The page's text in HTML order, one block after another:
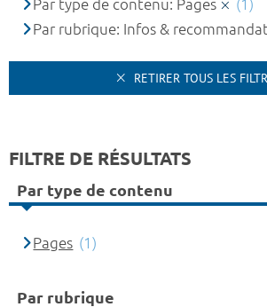
Par type de contenu: Pages
(1)
Par rubrique: Infos &
RETIRER TOUS LES
FILTRE DE RÉSULTATS
Par type de contenu
Pages (1)
Par rubrique